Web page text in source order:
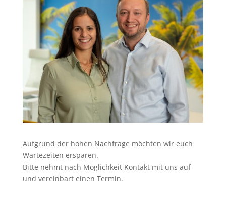
Aufgrund der hohen Nachfrage möchten wir euch
Wartezeiten ersparen.
Bitte nehmt nach Möglichkeit Kontakt mit uns auf
und vereinbart einen Termin.